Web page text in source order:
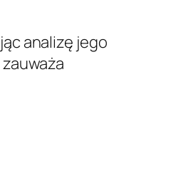
analizę jego